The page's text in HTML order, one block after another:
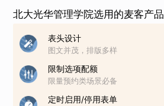
北大光华管理学院选用的麦客产品
表头设计
图文并茂，排版多样
限制选项配额
限量预约类场景必备
定时启用/停用表单